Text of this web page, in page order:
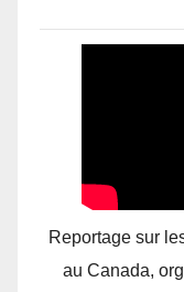
Reportage sur
au Canada,